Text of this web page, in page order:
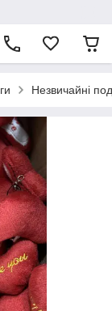
Незвичайні